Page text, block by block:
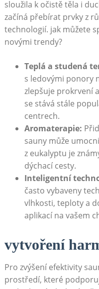
sloužila⁣ k očistě těla i
začíná přebírat ⁣prvky z
technologií. jak můžete
novými trendy?
Teplá a studená
s⁤ ledovými ponory
zlepšuje prokrvení
se stává stále
centrech.
Aromaterapie:
sauny může
z eukalyptu je
dýchací cesty.
Inteligentní⁤
často vybaveny
vlhkosti,⁢ teploty a
aplikací na vašem
vytvoření
Pro zvýšení efektivity
prostředí, které